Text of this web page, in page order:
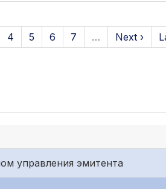
4 5 6 7 … Next ›
управления эмитента